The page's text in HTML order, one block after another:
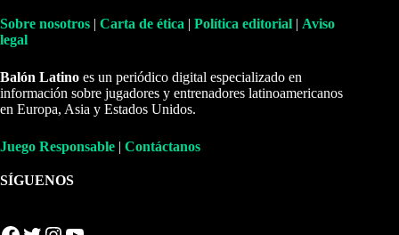
Sobre nosotros | Carta de ética | Política editorial | Aviso
legal
Balón Latino es un periódico digital especializado en
información sobre jugadores y entrenadores latinoamericanos
en Europa, Asia y Estados Unidos.
Juego Responsable | Contáctanos
SÍGUENOS